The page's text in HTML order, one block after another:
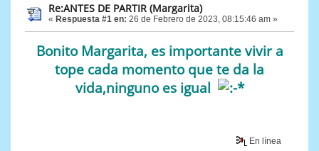
Re:ANTES DE PARTIR (Margarita)
« Respuesta #1 en: 26 de Febrero de 2023, 08:15:46 am »
Bonito Margarita, es importante vivir a
tope cada momento que te da la
vida,ninguno es igual
En línea